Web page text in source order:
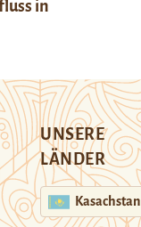
in
UNSERE
LÄNDER
Kasachstan